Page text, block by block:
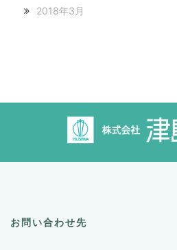
2018年3月
お問い合わせ先